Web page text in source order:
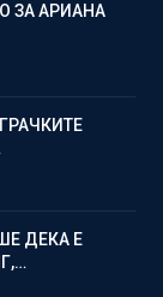
ЗА АРИАНА
ДЕКА Е